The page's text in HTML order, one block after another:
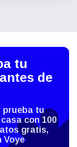
tu
de
prueba tu
con 100
gratis,
Voye